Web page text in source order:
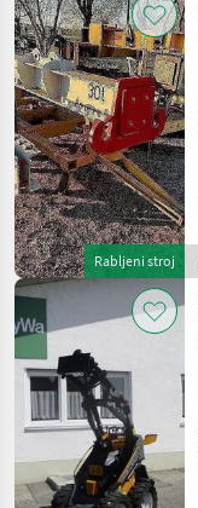
Rabljeni stroj